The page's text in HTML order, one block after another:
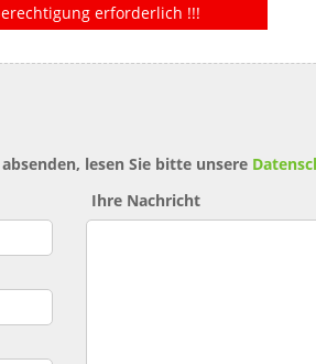
erforderlich !!!
lesen Sie bitte unsere
Ihre Nachricht